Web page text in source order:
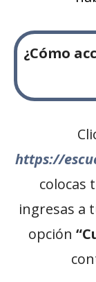
¿Cómo
https://
colocas
ingresas a
opción